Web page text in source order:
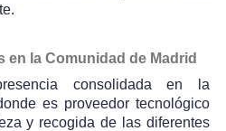
en la Comunidad de Madrid
consolidada en la
es proveedor tecnológico
y recogida de las diferentes